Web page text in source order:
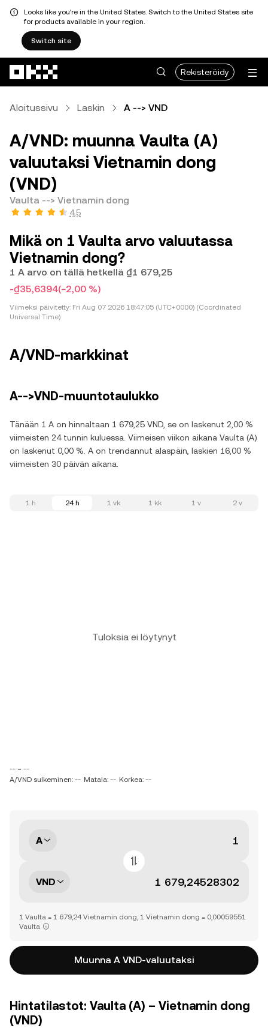
Looks like you're in the United States. Switch to the United States site
for products available in your region.
Switch site
Rekisteröidy
Aloitussivu Laskin A --> VND
A/VND: muunna Vaulta (A)
valuutaksi Vietnamin dong
(VND)
Vaulta --> Vietnamin dong
4,5
Mikä on 1 Vaulta arvo valuutassa
Vietnamin dong?
1 A arvo on tällä hetkellä ₫1 679,25
-₫35,6394(−2,00 %)
Viimeksi päivitetty: Fri Aug 07 2026 18:47:05 (UTC+0000) (Coordinated
Universal Time)
A/VND-markkinat
A-->VND-muuntotaulukko
Tänään 1 A on hinnaltaan 1 679,25 VND, se on laskenut 2,00 %
viimeisten 24 tunnin kuluessa. Viimeisen viikon aikana Vaulta (A)
on laskenut 0,00 %. A on trendannut alaspäin, laskien 16,00 %
viimeisten 30 päivän aikana.
1 h 24 h 1 vk 1 kk 1 v 2 v
Tuloksia ei löytynyt
-- ~ --
A/VND sulkeminen: -- Matala: -- Korkea: --
A
VND
1 Vaulta = 1 679,24 Vietnamin dong, 1 Vietnamin dong = 0,00059551
Vaulta
Muunna A VND-valuutaksi
Hintatilastot: Vaulta (A) – Vietnamin dong
(VND)